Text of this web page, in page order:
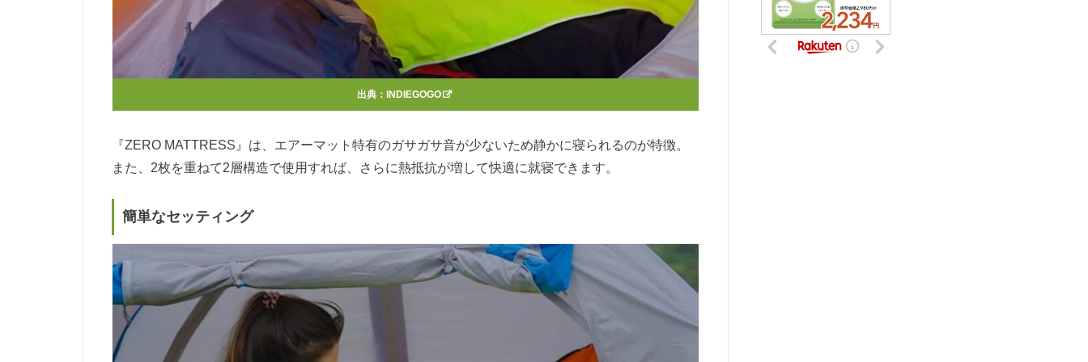
出典：INDIEGOGO
『ZERO MATTRESS』は、エアーマット特有のガサガサ音が少ないため静かに寝られるのが特徴。
また、2枚を重ねて2層構造で使用すれば、さらに熱抵抗が増して快適に就寝できます。
簡単なセッティング